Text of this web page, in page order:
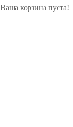
Ваша корзина пуста!